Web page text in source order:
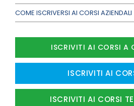
COME ISCRIVERSI AI CORSI AZIENDALI
ISCRIVITI AI CORSI A
ISCRIVITI AI
ISCRIVITI AI CORSI